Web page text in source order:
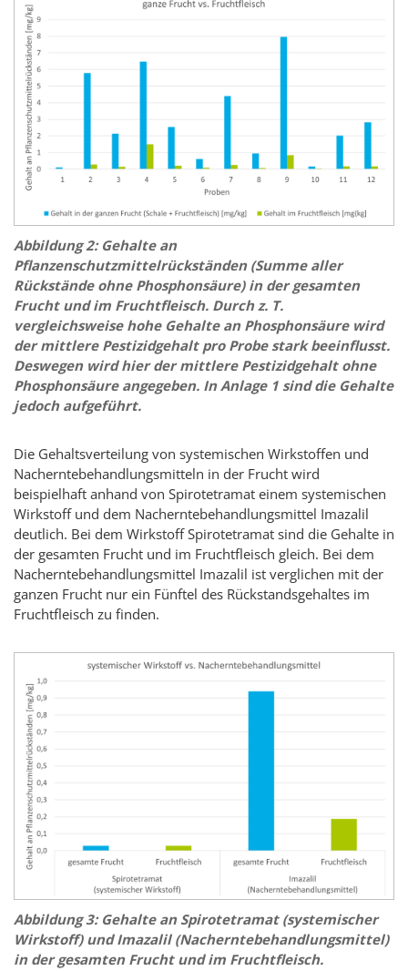
Abbildung 2: Gehalte an
Pflanzenschutzmittelrückständen (Summe aller
Rückstände ohne Phosphonsäure) in der gesamten
Frucht und im Fruchtfleisch. Durch z. T.
vergleichsweise hohe Gehalte an Phosphonsäure wird
der mittlere Pestizidgehalt pro Probe stark beeinflusst.
Deswegen wird hier der mittlere Pestizidgehalt ohne
Phosphonsäure angegeben. In Anlage 1 sind die Gehalte
jedoch aufgeführt.
Die Gehaltsverteilung von systemischen Wirkstoffen und
Nacherntebehandlungsmitteln in der Frucht wird
beispielhaft anhand von Spirotetramat einem systemischen
Wirkstoff und dem Nacherntebehandlungsmittel Imazalil
deutlich. Bei dem Wirkstoff Spirotetramat sind die Gehalte in
der gesamten Frucht und im Fruchtfleisch gleich. Bei dem
Nacherntebehandlungsmittel Imazalil ist verglichen mit der
ganzen Frucht nur ein Fünftel des Rückstandsgehaltes im
Fruchtfleisch zu finden.
Abbildung 3: Gehalte an Spirotetramat (systemischer
Wirkstoff) und Imazalil (Nacherntebehandlungsmittel)
in der gesamten Frucht und im Fruchtfleisch.